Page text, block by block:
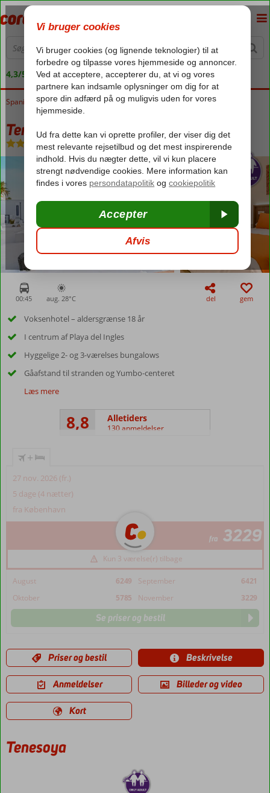
4,3/5 på Trustpilot
Forside
Spanien Kanariske Øer Gran Canaria Playa del Ingles Tenesoya
Tenesoya
Uden pension-Lejlighed
00:45 aug. 28°C del gem
Voksenhotel – aldersgrænse 18 år
I centrum af Playa del Ingles
Hyggelige 2- og 3-værelses bungalows
Gåafstand til stranden og Yumbo-centeret
Læs mere
8,8 Alletiders
130 anmeldelser
+
27 nov. 2026 (fr.)
5 dage (4 nætter)
fra København
fra 3229
Kun 3 værelse(r) tilbage
August 6249 September
6421
Oktober
5785 November 3229
Se priser og bestil
Priser og bestil Beskrivelse
Anmeldelser Billeder og video
Kort
Tenesoya